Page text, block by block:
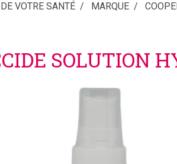
VOTRE SANTÉ MARQUE
SOLUTION